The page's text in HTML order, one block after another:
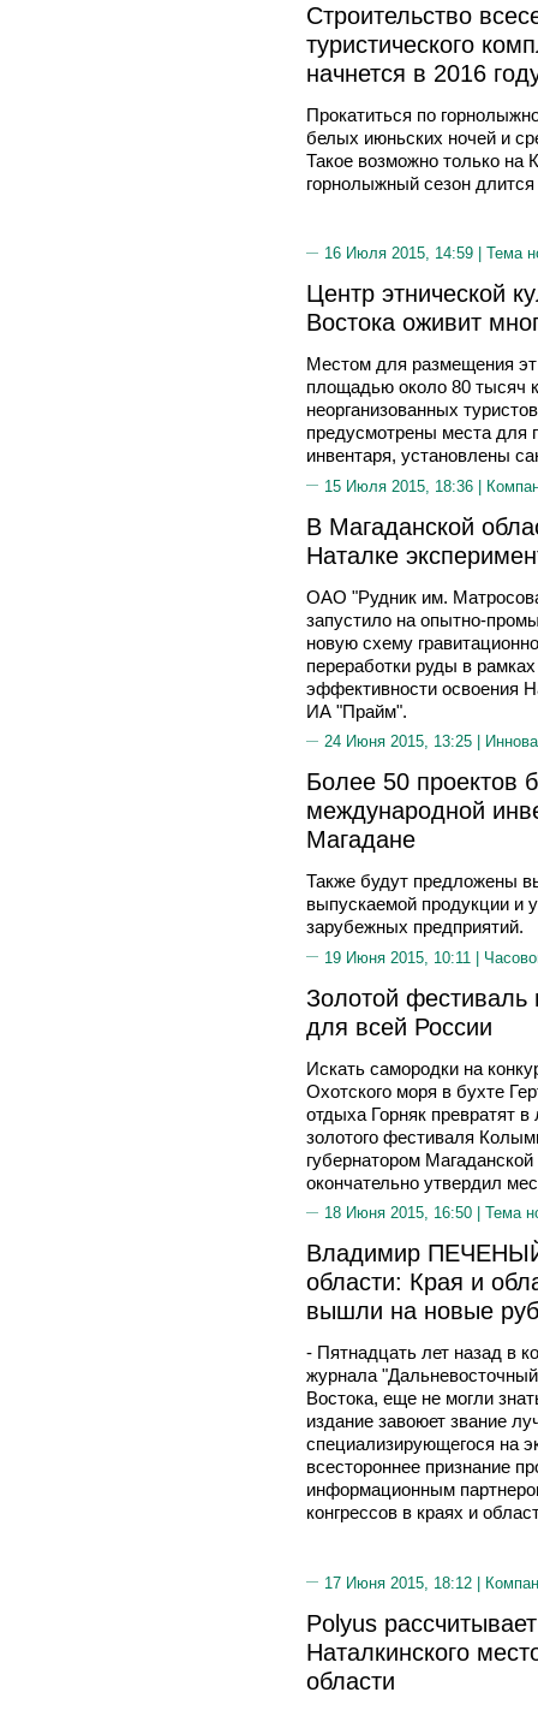
Строительство
туристического
начнется в 2016
Прокатиться по
белых июньских ночей и
Такое возможно только на
горнолыжный сезон
16 Июля 2015, 14:59 | Тема
Центр этнической
Востока оживит
Местом для размещения
площадью около 80 тысяч
неорганизованных
предусмотрены места для
инвентаря, установлены
15 Июля 2015, 18:36 |
В Магаданской
Наталке
ОАО "Рудник им.
запустило на опытно-
новую схему
переработки руды в
эффективности освоения
ИА "Прайм".
24 Июня 2015, 13:25 |
Более 50 проектов
международной
Магадане
Также будут предложены
выпускаемой продукции и
зарубежных предприятий.
19 Июня 2015, 10:11 |
Золотой фестиваль
для всей России
Искать самородки на
Охотского моря в бухте
отдыха Горняк превратят
золотого фестиваля
губернатором
окончательно утвердил
18 Июня 2015, 16:50 | Тема
Владимир
области: Края и
вышли на новые
- Пятнадцать лет назад в
журнала
Востока, еще не могли
издание завоюет звание
специализирующегося на
всестороннее признание
информационным
конгрессов в краях и
17 Июня 2015, 18:12 |
Polyus
Наталкинского
области